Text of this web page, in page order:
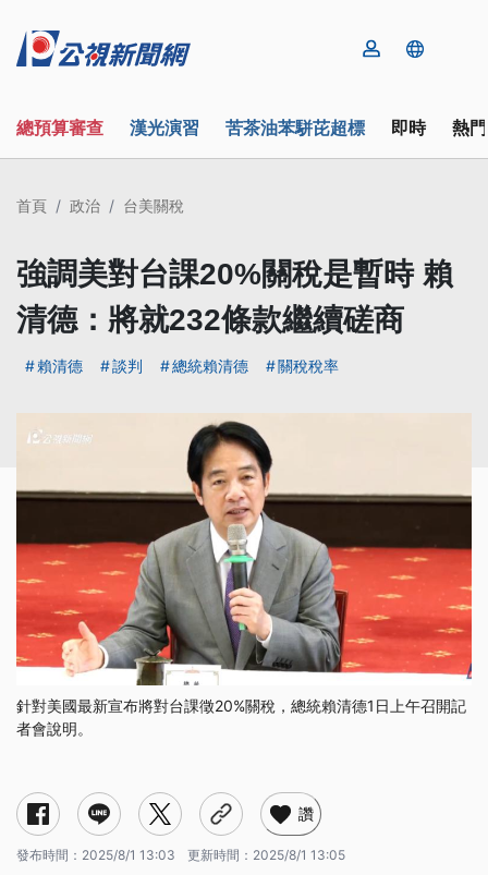
總預算審查 漢光演習 苦茶油苯駢芘超標 即時 熱
首頁 政治 台美關稅
強調美對台課20%關稅是暫時 賴
清德：將就232條款繼續磋商
賴清德 談判 總統賴清德 關稅稅率
針對美國最新宣布將對台課徵20%關稅，總統賴清德1日上午召開記
者會說明。
讚
發布時間： 2025/8/1 13:03 更新時間： 2025/8/1 13:05